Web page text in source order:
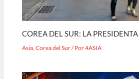
COREA DEL SUR: LA
Asia ,Corea del Sur/ Por4ASIA